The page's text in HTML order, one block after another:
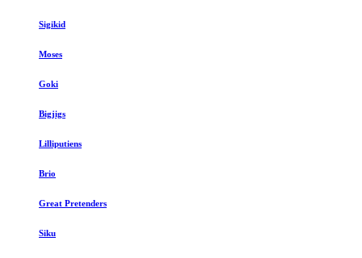
Sigikid
Moses
Goki
Bigjigs
Lilliputiens
Brio
Great Pretenders
Siku